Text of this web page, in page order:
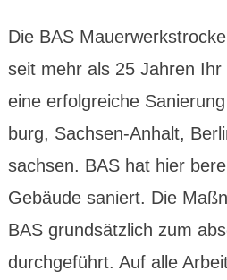
Die BAS
seit mehr als 25 Jahren
eine erfolg­reiche
burg, Sachsen-Anhalt,
sachsen. BAS hat hier
Gebäude sanier­t. Die
BAS grund­sätz­lich zum
durch­geführt. Auf alle